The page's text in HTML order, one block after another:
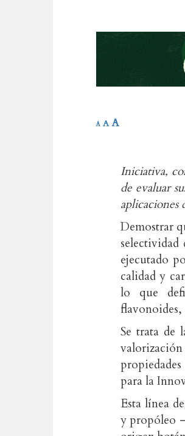
A A A
Iniciativa,
de evaluar
aplicaciones
Demostrar
ejecutado
calidad y
lo que
flavonoides,
Se trata de
para la
Esta línea
y propóleo